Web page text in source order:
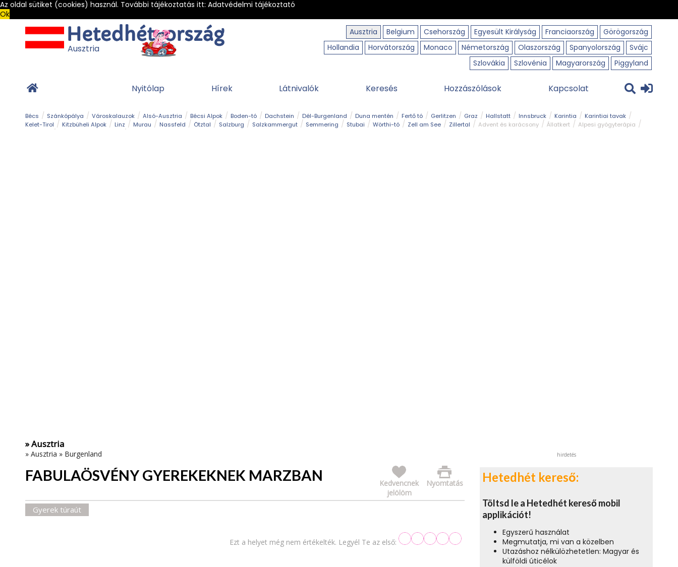
Az oldal sütiket (cookies) használ. További tájékoztatás itt: Adatvédelmi tájékoztató
Ok
Ausztria
Belgium Csehország Egyesült Királyság Franciaország
Görögország
Hollandia
Horvátország Monaco Németország Olaszország Spanyolország
Svájc
Szlovákia
Szlovénia Magyarország Piggyland
Ausztria
Nyitólap Hírek Látnivalók Keresés Hozzászólások Kapcsolat
Bécs Szánkópálya Városkalauzok Alsó-Ausztria Bécsi Alpok Boden-tó Dachstein Dél-Burgenland Duna mentén Fertő tó Gerlitzen Graz Hallstatt Innsbruck Karintia
Karintiai tavak
Kelet-Tirol
Kitzbüheli Alpok Linz Murau Nassfeld Ötztal Salzburg Salzkammergut Semmering Stubai Wörthi-tó Zell am See Zillertal Advent és karácsony Állatkert
Alpesi gyógyterápia
» Ausztria
» Ausztria » Burgenland
FABULAÖSVÉNY GYEREKEKNEK MARZBAN Nyomtatás
Kedvencnek
jelölöm
Gyerek túraút
Ezt a helyet még nem értékelték. Legyél Te az első:
hirdetés
Hetedhét kereső:
Töltsd le a Hetedhét kereső mobil
applikációt!
Egyszerű használat
Megmutatja, mi van a közelben
Utazáshoz nélkülözhetetlen: Magyar és
külföldi úticélok